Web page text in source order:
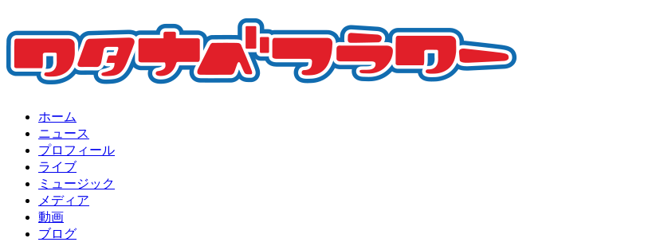
ホーム
ニュース
プロフィール
ライブ
ミュージック
メディア
動画
ブログ